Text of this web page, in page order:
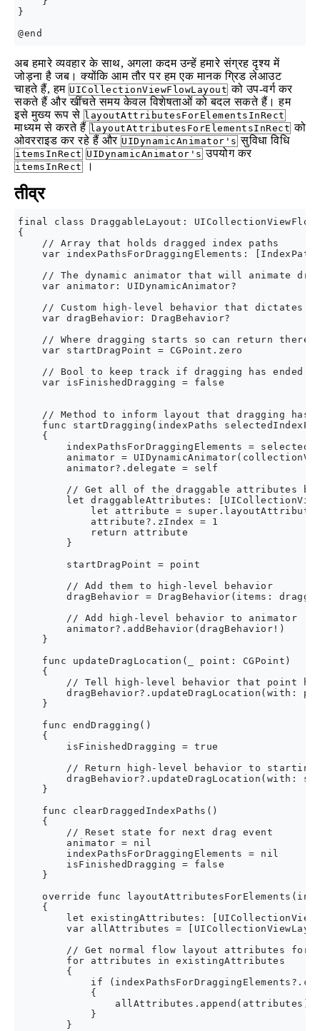
}
अब हमारे व्यवहार के साथ, अगला कदम उन्हें हमारे संग्रह दृश्य में
जोड़ना है जब। क्योंकि आम तौर पर हम एक मानक ग्रिड लेआउट
चाहते हैं, हम UICollectionViewFlowLayout को उप-वर्ग कर
सकते हैं और खींचते समय केवल विशेषताओं को बदल सकते हैं। हम
इसे मुख्य रूप से layoutAttributesForElementsInRect
माध्यम से करते हैं layoutAttributesForElementsInRect को
ओवरराइड कर रहे हैं और UIDynamicAnimator's सुविधा विधि
itemsInRect UIDynamicAnimator's उपयोग कर
itemsInRect ।
तीव्र
final class DraggableLayout:
{
    // Array that holds dragged index paths
var indexPathsForDraggingElements:
// The dynamic animator that will animate
    var animator: UIDynamicAnimator?
// Custom high-level behavior that dictates
    var dragBehavior: DragBehavior?
// Where dragging starts so can return there
    var startDragPoint = CGPoint.zero
    // Bool to keep track if dragging has ended
    var isFinishedDragging = false
// Method to inform layout that dragging has
func startDragging(indexPaths
    {
indexPathsForDraggingElements =
animator =
        animator?.delegate = self
// Get all of the draggable attributes
let draggableAttributes:
let attribute =
            attribute?.zIndex = 1
            return attribute
        }
        startDragPoint = point
        // Add them to high-level behavior
dragBehavior = DragBehavior(items:
        // Add high-level behavior to animator
        animator?.addBehavior(dragBehavior!)
    }
    func updateDragLocation(_ point: CGPoint)
    {
// Tell high-level behavior that point
dragBehavior?.updateDragLocation(with:
    }
    func endDragging()
    {
        isFinishedDragging = true
// Return high-level behavior to starting
dragBehavior?.updateDragLocation(with:
    }
    func clearDraggedIndexPaths()
    {
        // Reset state for next drag event
        animator = nil
        indexPathsForDraggingElements = nil
        isFinishedDragging = false
    }
override func layoutAttributesForElements(in
    {
let existingAttributes:
var allAttributes =
// Get normal flow layout attributes for
        for attributes in existingAttributes
        {
if
            {
                allAttributes.append(attributes)
            }
        }